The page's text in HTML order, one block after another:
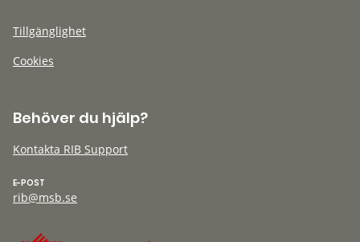
Tillgänglighet
Cookies
Behöver du hjälp?
Kontakta RIB Support
E-POST
rib@msb.se